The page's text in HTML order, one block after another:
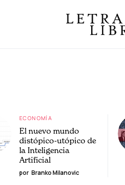
ECONOMÍA
El nuevo mundo
distópico-utópico de
la Inteligencia
Artificial
por Branko Milanovic